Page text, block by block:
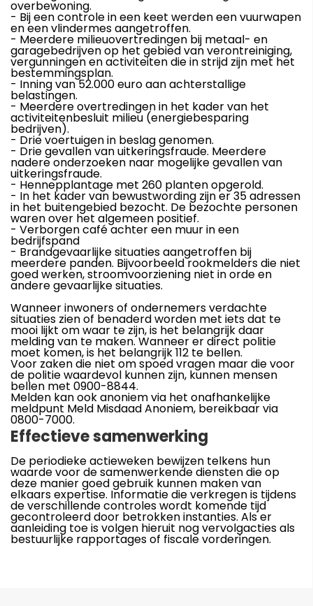
overbewoning.
- Bij een controle in een keet werden een vuurwapen
en een vlindermes aangetroffen.
- Meerdere milieuovertredingen bij metaal- en
garagebedrijven op het gebied van verontreiniging,
vergunningen en activiteiten die in strijd zijn met het
bestemmingsplan.
- Inning van 52.000 euro aan achterstallige
belastingen.
- Meerdere overtredingen in het kader van het
activiteitenbesluit milieu (energiebesparing
bedrijven).
- Drie voertuigen in beslag genomen.
- Drie gevallen van uitkeringsfraude. Meerdere
nadere onderzoeken naar mogelijke gevallen van
uitkeringsfraude.
- Hennepplantage met 260 planten opgerold.
- In het kader van bewustwording zijn er 35 adressen
in het buitengebied bezocht. De bezochte personen
waren over het algemeen positief.
- Verborgen café achter een muur in een
bedrijfspand
- Brandgevaarlijke situaties aangetroffen bij
meerdere panden. Bijvoorbeeld rookmelders die niet
goed werken, stroomvoorziening niet in orde en
andere gevaarlijke situaties.
Wanneer inwoners of ondernemers verdachte
situaties zien of benaderd worden met iets dat te
mooi lijkt om waar te zijn, is het belangrijk daar
melding van te maken. Wanneer er direct politie
moet komen, is het belangrijk 112 te bellen.
Voor zaken die niet om spoed vragen maar die voor
de politie waardevol kunnen zijn, kunnen mensen
bellen met 0900-8844.
Melden kan ook anoniem via het onafhankelijke
meldpunt Meld Misdaad Anoniem, bereikbaar via
0800-7000.
Effectieve samenwerking
De periodieke actieweken bewijzen telkens hun
waarde voor de samenwerkende diensten die op
deze manier goed gebruik kunnen maken van
elkaars expertise. Informatie die verkregen is tijdens
de verschillende controles wordt komende tijd
gecontroleerd door betrokken instanties. Als er
aanleiding toe is volgen hieruit nog vervolgacties als
bestuurlijke rapportages of fiscale vorderingen.